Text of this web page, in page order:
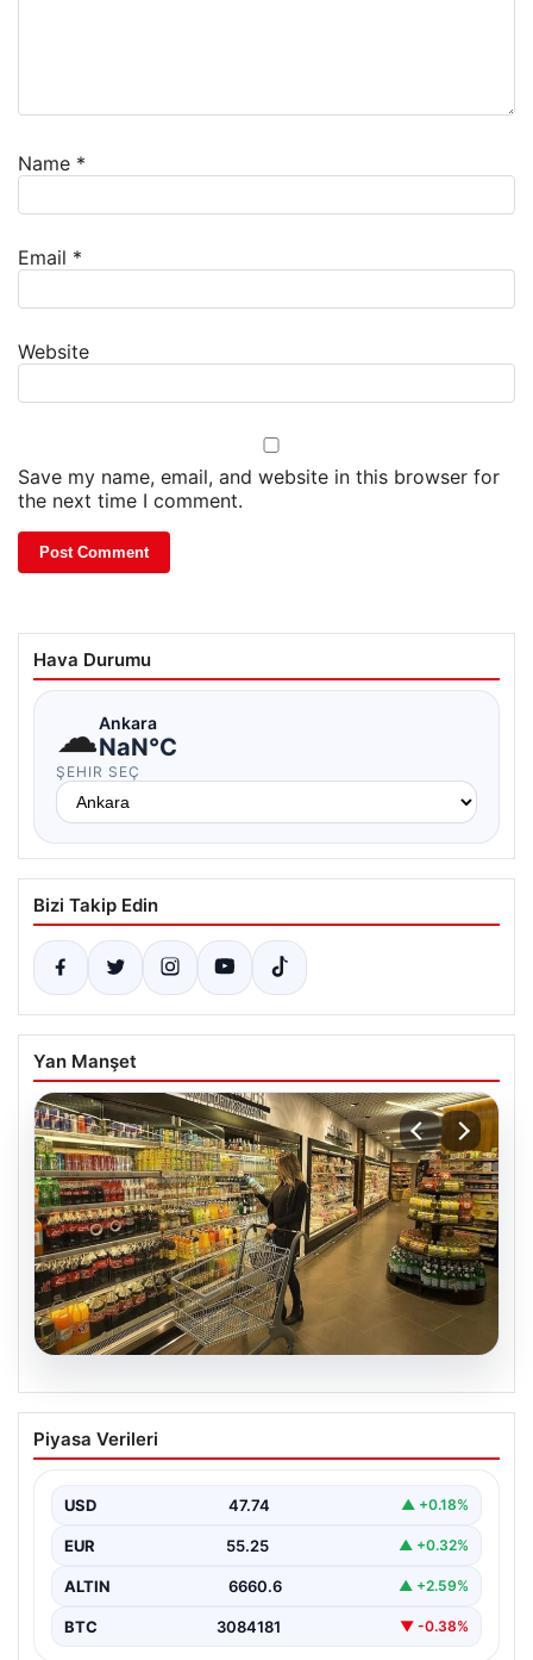
Name *
Email *
Website
Save my name, email, and website in this browser for
the next time I comment.
Hava Durumu
☁Ankara
NaN°C
ŞEHIR SEÇ
Bizi Takip Edin
Yan Manşet
Enflasyon verileri ne zaman
açıklanacak? 2026 TÜİK mart ayı
Piyasa Verileri
USD 47.74 ▲ +0.18%
EUR 55.25 ▲ +0.32%
ALTIN 6660.6 ▲ +2.59%
BTC 3084181 ▼ -0.38%